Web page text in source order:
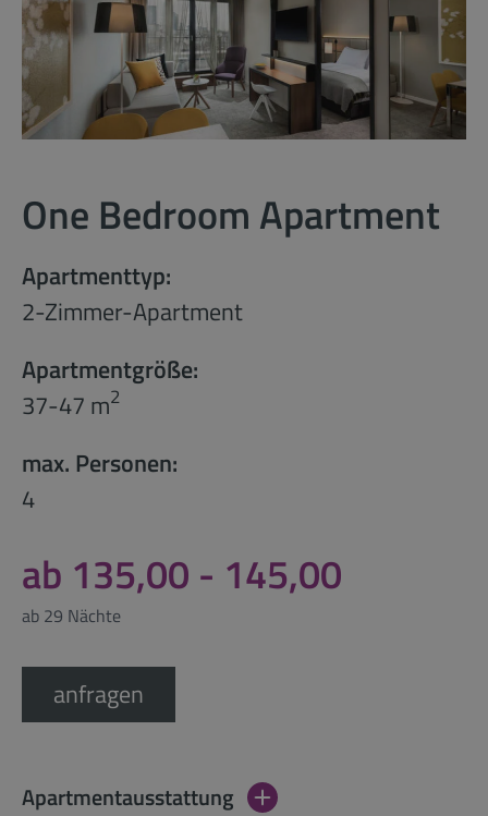
One Bedroom Apartment
Apartmenttyp:
2-Zimmer-Apartment
Apartmentgröße:
37-47 m2
max. Personen:
4
ab 135,00 - 145,00
ab 29 Nächte
anfragen
Apartmentausstattung